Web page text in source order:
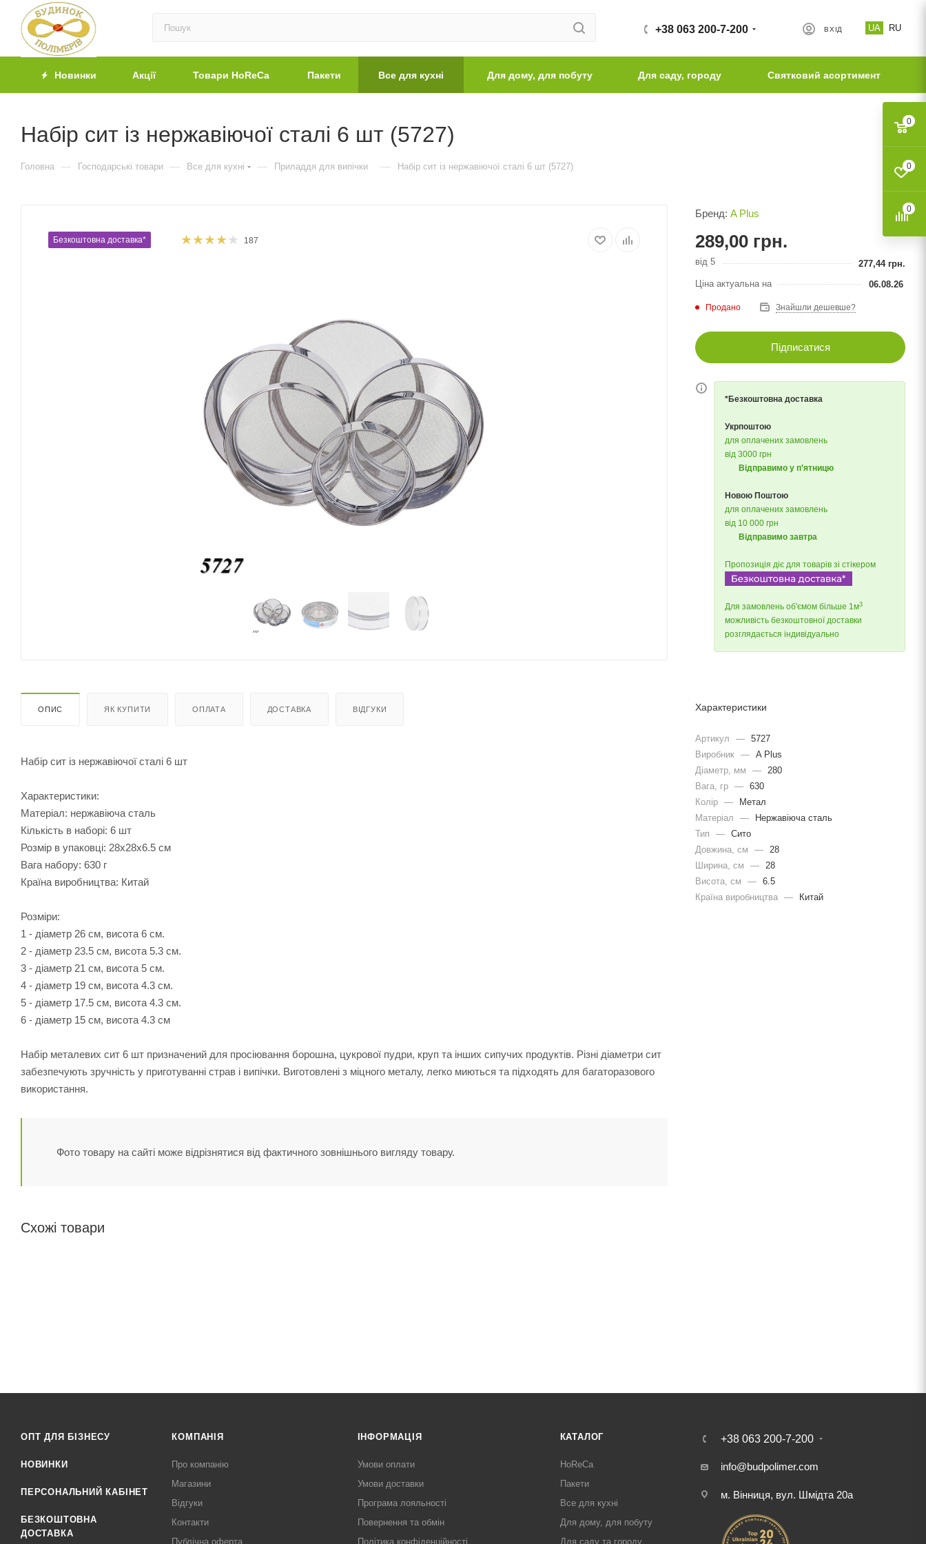
UA RU
ВХІД
+38 063 200-7-200
Новинки Акції Товари HoReCa Пакети Все для кухні Для дому, для побуту Для саду, городу Святковий асортимент
Набір сит із нержавіючої сталі 6 шт (5727)
Головна — Господарські товари — Все для кухні — Приладдя для випічки — Набір сит із нержавіючої сталі 6 шт (5727)
Безкоштовна доставка* 187
ОПИС ЯК КУПИТИ ОПЛАТА ДОСТАВКА ВІДГУКИ
Набір сит із нержавіючої сталі 6 шт
Характеристики:
Матеріал: нержавіюча сталь
Кількість в наборі: 6 шт
Розмір в упаковці: 28х28х6.5 см
Вага набору: 630 г
Країна виробництва: Китай
Розміри:
1 - діаметр 26 см, висота 6 см.
2 - діаметр 23.5 см, висота 5.3 см.
3 - діаметр 21 см, висота 5 см.
4 - діаметр 19 см, висота 4.3 см.
5 - діаметр 17.5 см, висота 4.3 см.
6 - діаметр 15 см, висота 4.3 см
Набір металевих сит 6 шт призначений для просіювання борошна, цукрової пудри, круп та інших сипучих продуктів. Різні діаметри сит
забезпечують зручність у приготуванні страв і випічки. Виготовлені з міцного металу, легко миються та підходять для багаторазового
використання.
Фото товару на сайті може відрізнятися від фактичного зовнішнього вигляду товару.
Схожі товари
Бренд: A Plus
289,00 грн.
від 5 277,44грн.
Ціна актуальна на
06.08.26
Продано Знайшли дешевше?
Підписатися
*Безкоштовна доставка
Укрпоштою
для оплачених замовлень
від 3000 грн
Відправимо у п’ятницю
Новою Поштою
для оплачених замовлень
від 10 000 грн
Відправимо завтра
Пропозиція діє для товарів зі стікером
Для замовлень об'ємом більше 1м3
можливість безкоштовної доставки
розглядається індивідуально
Характеристики
Артикул — 5727
Виробник — A Plus
Діаметр, мм
—
280
Вага, гр — 630
Колір —
Метал
Матеріал
—
Нержавіюча сталь
Тип
— Сито
Довжина, cм
—
28
Ширина, cм
—
28
Висота, см
— 6.5
Країна виробництва — Китай
ОПТ ДЛЯ БІЗНЕСУ
НОВИНКИ
ПЕРСОНАЛЬНИЙ КАБІНЕТ
БЕЗКОШТОВНА
ДОСТАВКА
КОМПАНІЯ
Про компанію
Магазини
Відгуки
Контакти
Публічна оферта
ІНФОРМАЦІЯ
Умови оплати
Умови доставки
Програма лояльності
Повернення та обмін
Політика конфіденційності
КАТАЛОГ
HoReCa
Пакети
Все для кухні
Для дому, для побуту
Для саду та городу
+38 063 200-7-200
info@budpolimer.com
м. Вінниця, вул. Шмідта 20а
0
0
0